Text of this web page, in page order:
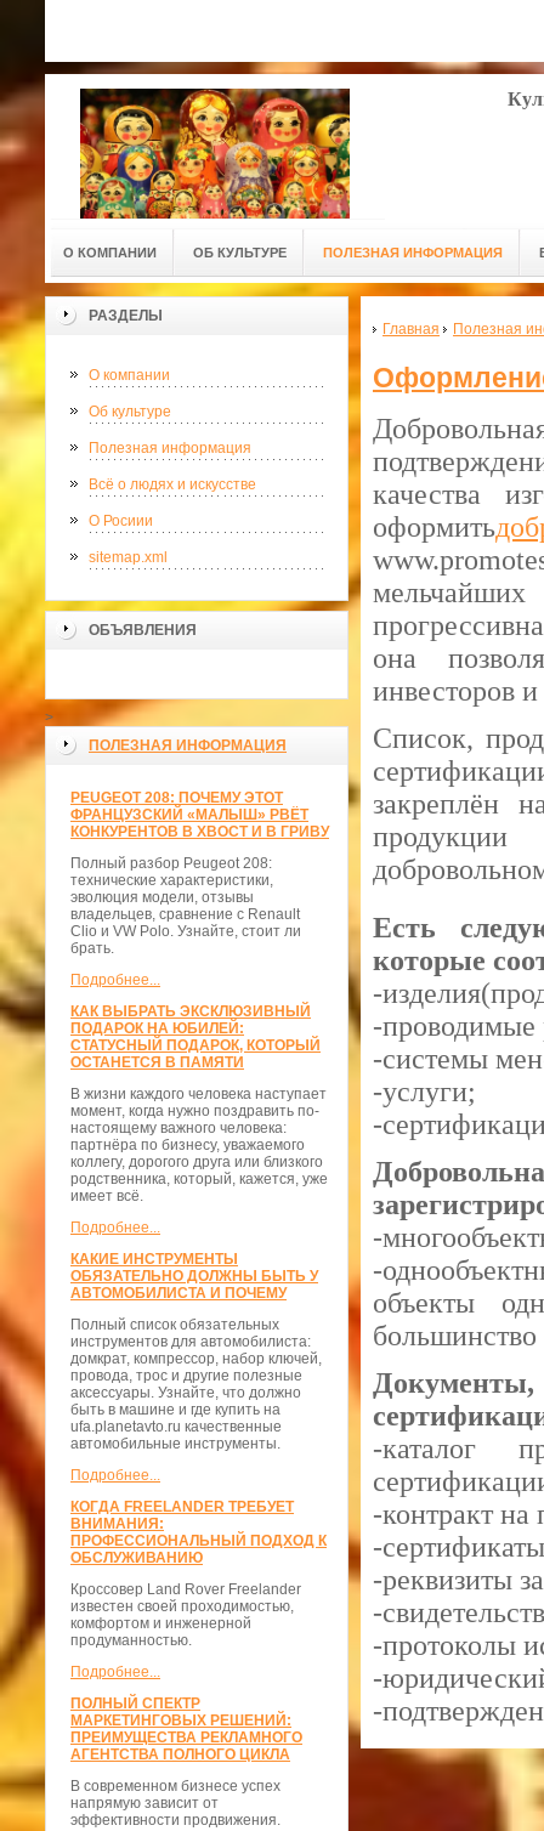
О КОМПАНИИ ОБ КУЛЬТУРЕ ПОЛЕЗНАЯ ИНФОРМАЦИЯ
РАЗДЕЛЫ
О компании
Об культуре
Полезная информация
Всё о людях и искусстве
О Росиии
sitemap.xml
ОБЪЯВЛЕНИЯ
>
ПОЛЕЗНАЯ ИНФОРМАЦИЯ
PEUGEOT 208: ПОЧЕМУ ЭТОТ
ФРАНЦУЗСКИЙ «МАЛЫШ» РВЁТ
КОНКУРЕНТОВ В ХВОСТ И В ГРИВУ
Полный разбор Peugeot 208:
технические характеристики,
эволюция модели, отзывы
владельцев, сравнение с Renault
Clio и VW Polo. Узнайте, стоит ли
брать.
Подробнее...
КАК ВЫБРАТЬ ЭКСКЛЮЗИВНЫЙ
ПОДАРОК НА ЮБИЛЕЙ:
СТАТУСНЫЙ ПОДАРОК, КОТОРЫЙ
ОСТАНЕТСЯ В ПАМЯТИ
В жизни каждого человека наступает
момент, когда нужно поздравить по-
настоящему важного человека:
партнёра по бизнесу, уважаемого
коллегу, дорогого друга или близкого
родственника, который, кажется, уже
имеет всё.
Подробнее...
КАКИЕ ИНСТРУМЕНТЫ
ОБЯЗАТЕЛЬНО ДОЛЖНЫ БЫТЬ У
АВТОМОБИЛИСТА И ПОЧЕМУ
Полный список обязательных
инструментов для автомобилиста:
домкрат, компрессор, набор ключей,
провода, трос и другие полезные
аксессуары. Узнайте, что должно
быть в машине и где купить на
ufa.planetavto.ru качественные
автомобильные инструменты.
Подробнее...
КОГДА FREELANDER ТРЕБУЕТ
ВНИМАНИЯ:
ПРОФЕССИОНАЛЬНЫЙ ПОДХОД К
ОБСЛУЖИВАНИЮ
Кроссовер Land Rover Freelander
известен своей проходимостью,
комфортом и инженерной
продуманностью.
Подробнее...
ПОЛНЫЙ СПЕКТР
МАРКЕТИНГОВЫХ РЕШЕНИЙ:
ПРЕИМУЩЕСТВА РЕКЛАМНОГО
АГЕНТСТВА ПОЛНОГО ЦИКЛА
В современном бизнесе успех
напрямую зависит от
эффективности продвижения.
Главная Полезная
качества
оформить
она
инвесторов
Список,
закреплён
Есть
которые
-
-проводимые
-системы
-услуги;
-
-
-
объекты
большинство
Документы,
-каталог
-контракт на
-
-реквизиты
-
-протоколы
-
-